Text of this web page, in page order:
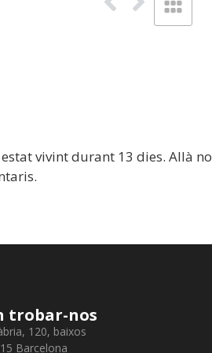
vivint durant 13 dies. Allà no
trobar-nos
120, baixos
Barcelona